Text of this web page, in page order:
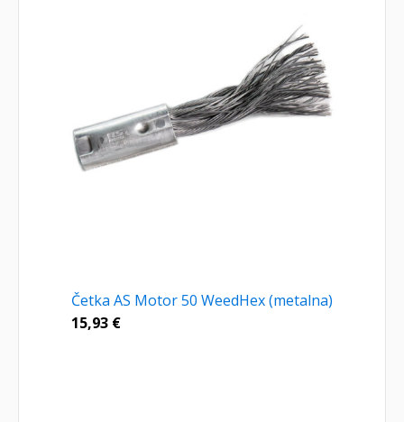
Četka AS Motor 50 WeedHex (metalna)
15,93 €